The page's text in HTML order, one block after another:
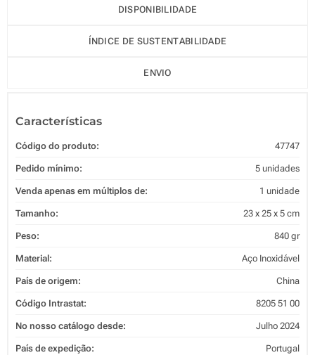
DISPONIBILIDADE
ÍNDICE DE SUSTENTABILIDADE
ENVIO
Características
Código do produto: 47747
Pedido mínimo: 5 unidades
Venda apenas em múltiplos de: 1 unidade
Tamanho: 23 x 25 x 5 cm
Peso: 840 gr
Material: Aço Inoxidável
País de origem: China
Código Intrastat: 8205 51 00
No nosso catálogo desde: Julho 2024
País de expedição: Portugal